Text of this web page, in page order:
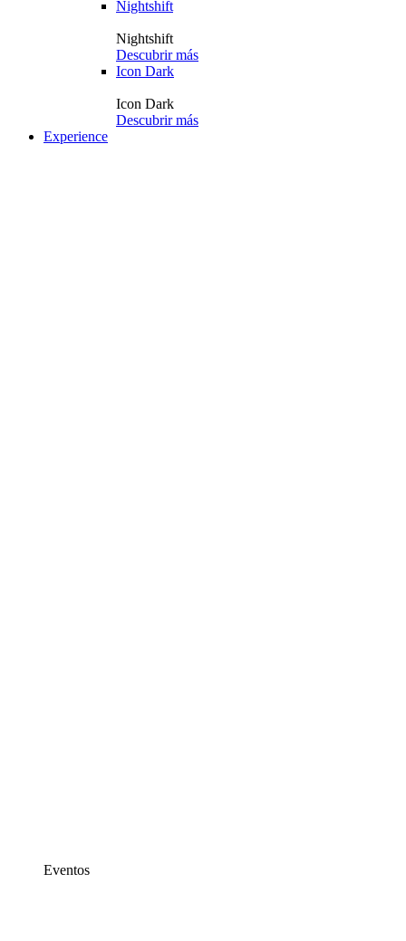
Nightshift
Nightshift
Descubrir más
Icon Dark
Icon Dark
Descubrir más
Experience
Eventos